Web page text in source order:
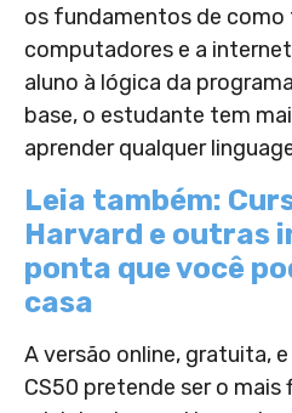
os fundamentos de como
computadores e a
aluno à lógica da
base, o estudante tem
aprender qualquer
Leia também:
Harvard e outras
ponta que você
casa
A versão online, gratuita,
CS50 pretende ser o mais